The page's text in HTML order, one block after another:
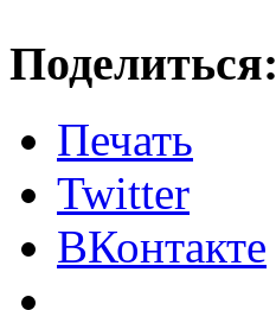
Поделиться:
Печать
Twitter
ВКонтакте